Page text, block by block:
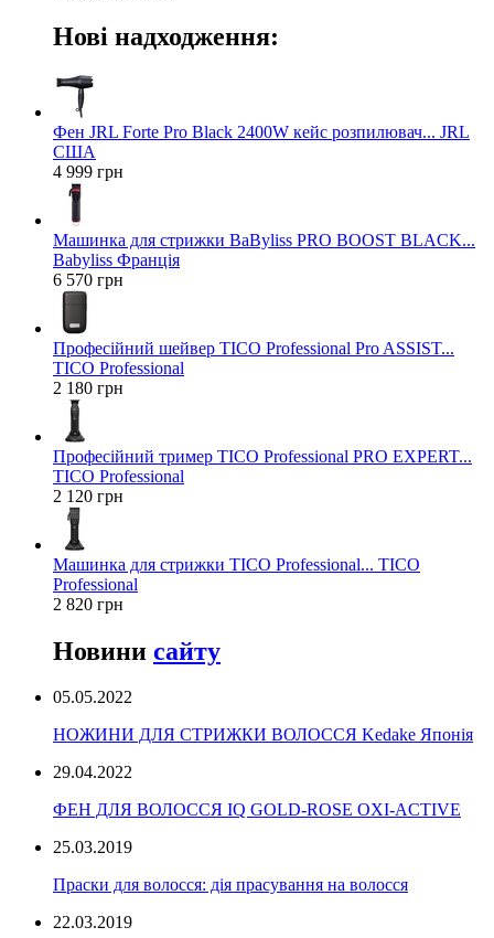
Нові надходження:
Фен JRL Forte Pro Black 2400W кейс розпилювач... JRL
США
4 999 грн
Машинка для стрижки BaByliss PRO BOOST BLACK...
Babyliss Франція
6 570 грн
Професійний шейвер TICO Professional Pro ASSIST...
TICO Professional
2 180 грн
Професійний тример TICO Professional PRO EXPERT...
TICO Professional
2 120 грн
Машинка для стрижки TICO Professional... TICO
Professional
2 820 грн
Новини сайту
05.05.2022
НОЖИНИ ДЛЯ СТРИЖКИ ВОЛОССЯ Kedake Японія
29.04.2022
ФЕН ДЛЯ ВОЛОССЯ IQ GOLD-ROSE OXI-ACTIVE
25.03.2019
Праски для волосся: дія прасування на волосся
22.03.2019